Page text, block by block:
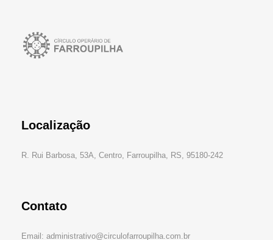
Localização
R. Rui Barbosa, 53A, Centro, Farroupilha, RS, 95180-242
Contato
Email: administrativo@circulofarroupilha.com.br